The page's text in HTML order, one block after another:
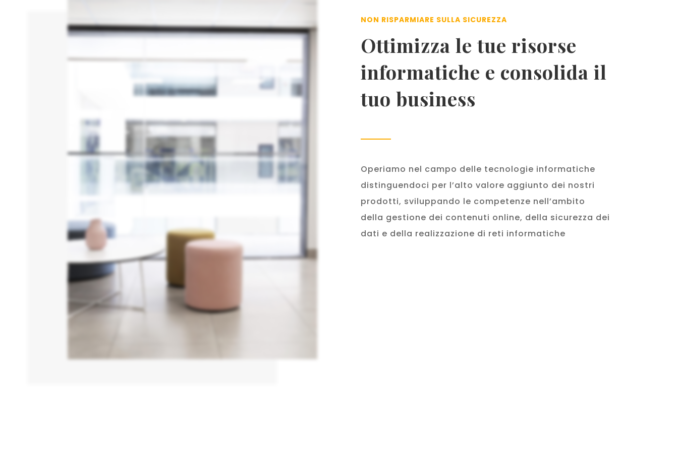
NON RISPARMIARE SULLA SICUREZZA
Ottimizza le tue risorse
informatiche e consolida il
tuo business
Operiamo nel campo delle tecnologie informatiche
distinguendoci per l’alto valore aggiunto dei nostri
prodotti, sviluppando le competenze nell’ambito
della gestione dei contenuti online, della sicurezza dei
dati e della realizzazione di reti informatiche